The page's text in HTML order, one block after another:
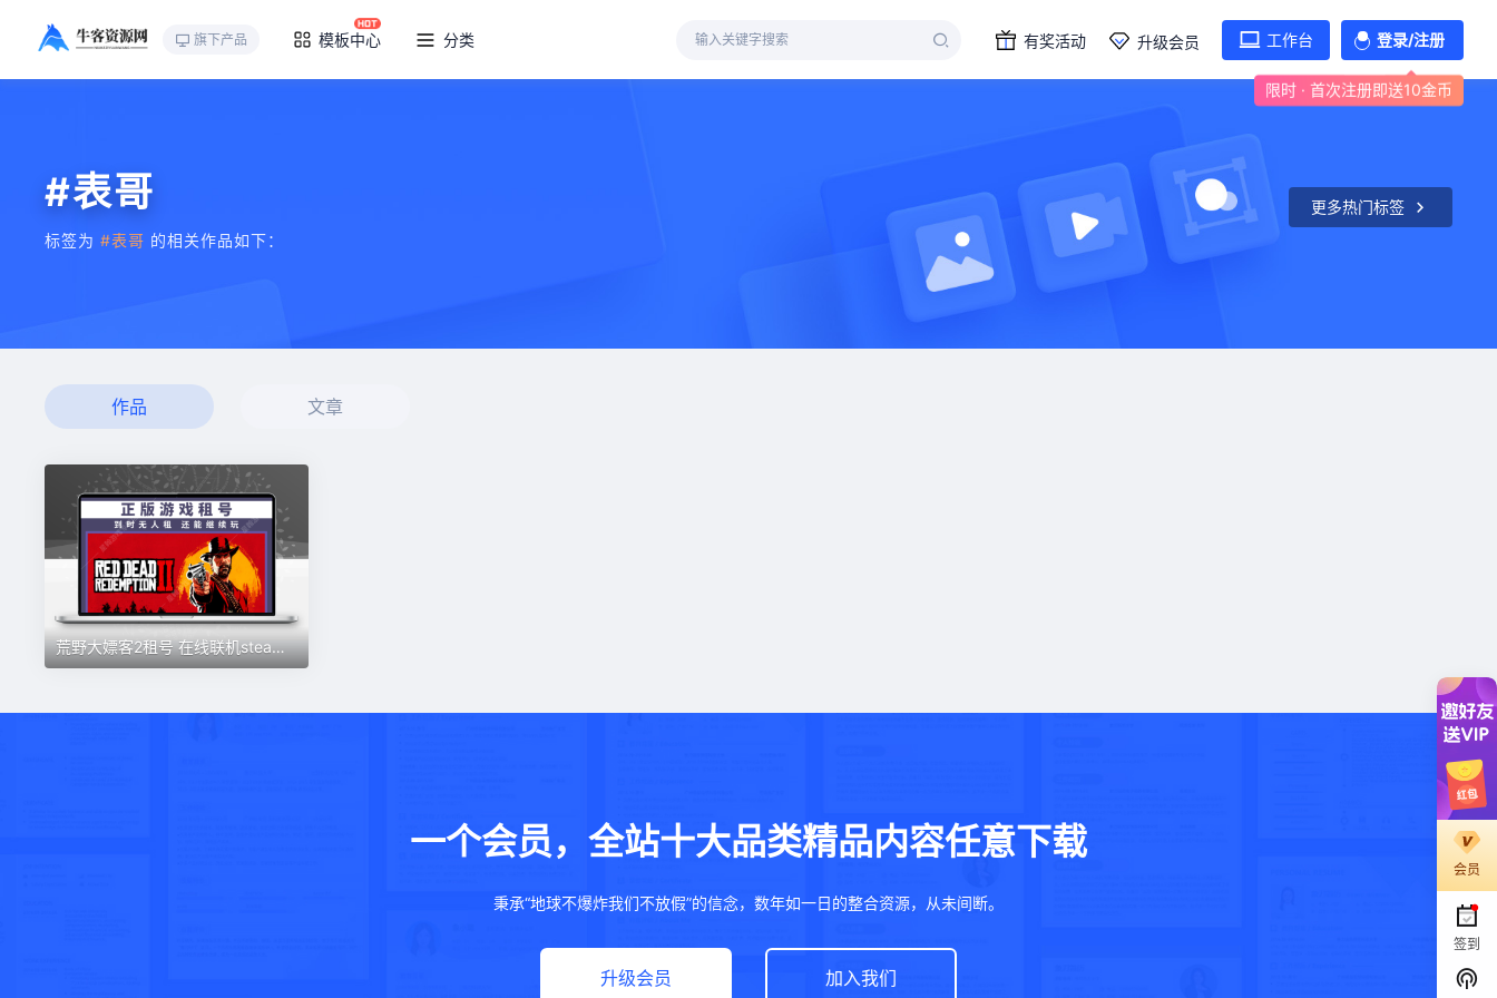
旗下产品 模板中心 分类 有奖活动 升级会员 工作台 登录/注册
限时 · 首次注册即送10金币
#表哥
标签为 #表哥 的相关作品如下：
更多热门标签
作品 文章
荒野大嫖客2租号 在线联机steam正版游戏 好友联机大表哥2账号
一个会员，全站十大品类精品内容任意下载
秉承“地球不爆炸我们不放假”的信念，数年如一日的整合资源，从未间断。
升级会员 加入我们
会员
签到